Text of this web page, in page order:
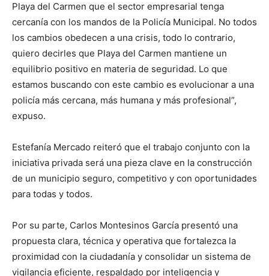
Playa del Carmen que el sector empresarial tenga
cercanía con los mandos de la Policía Municipal. No todos
los cambios obedecen a una crisis, todo lo contrario,
quiero decirles que Playa del Carmen mantiene un
equilibrio positivo en materia de seguridad. Lo que
estamos buscando con este cambio es evolucionar a una
policía más cercana, más humana y más profesional”,
expuso.
Estefanía Mercado reiteró que el trabajo conjunto con la
iniciativa privada será una pieza clave en la construcción
de un municipio seguro, competitivo y con oportunidades
para todas y todos.
Por su parte, Carlos Montesinos García presentó una
propuesta clara, técnica y operativa que fortalezca la
proximidad con la ciudadanía y consolidar un sistema de
vigilancia eficiente, respaldado por inteligencia y